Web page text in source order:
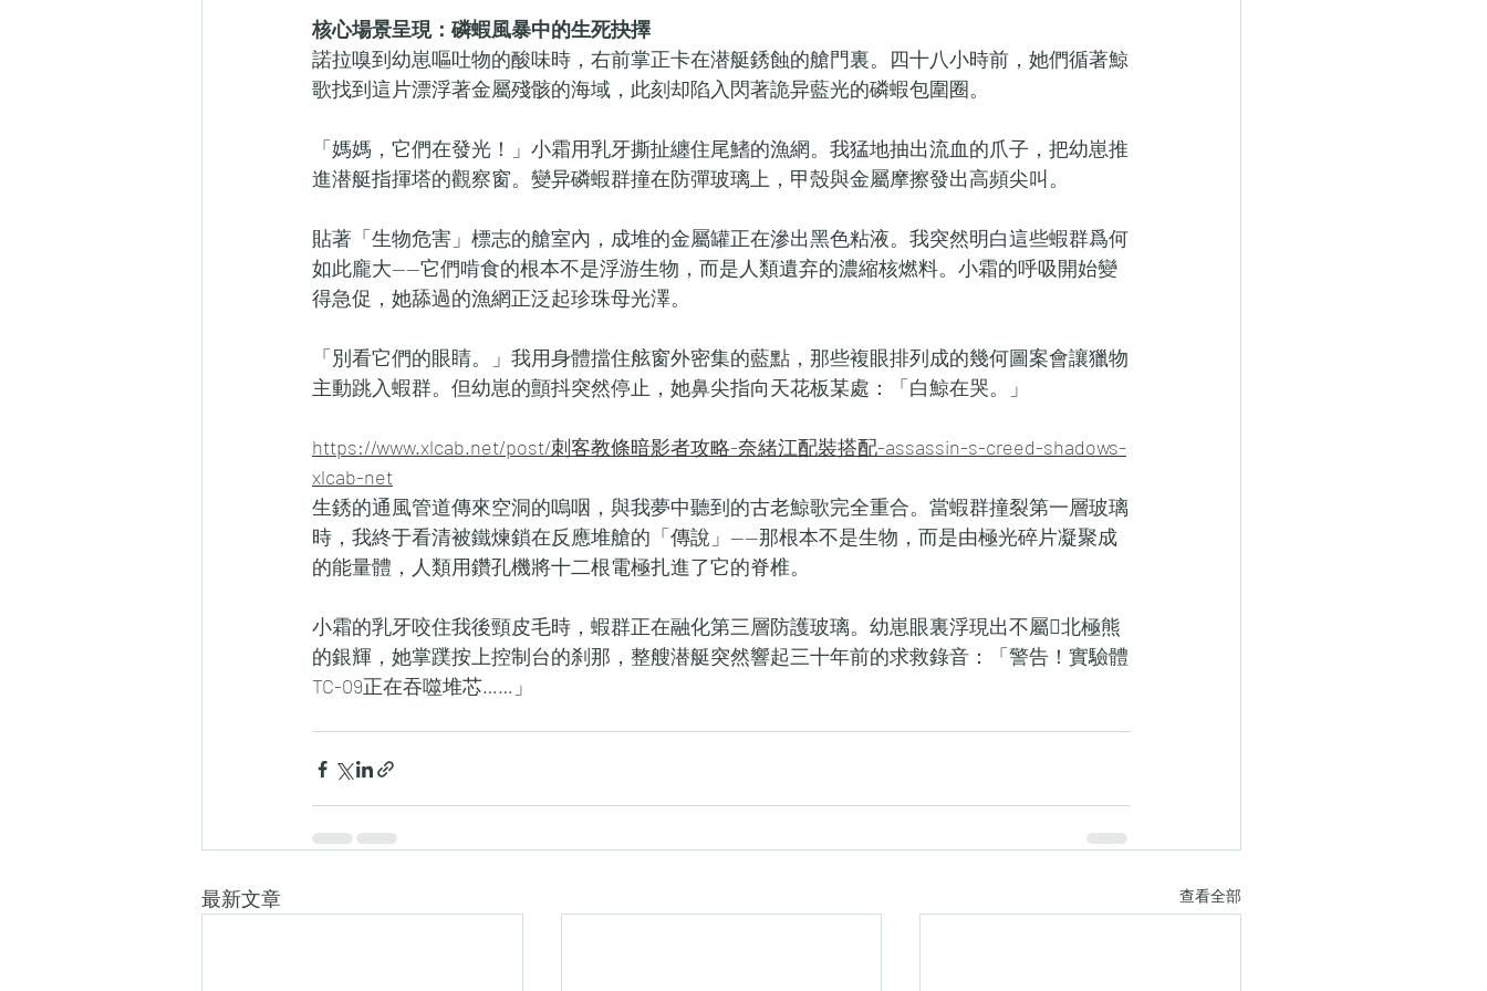
核心場景呈現：磷蝦風暴中的生死抉擇
諾拉嗅到幼崽嘔吐物的酸味時，右前掌正卡在潜艇銹蝕的艙門裏。四十八小時前，她們循著鯨
歌找到這片漂浮著金屬殘骸的海域，此刻却陷入閃著詭异藍光的磷蝦包圍圈。
「媽媽，它們在發光！」小霜用乳牙撕扯纏住尾鰭的漁網。我猛地抽出流血的爪子，把幼崽推
進潜艇指揮塔的觀察窗。變异磷蝦群撞在防彈玻璃上，甲殼與金屬摩擦發出高頻尖叫。
貼著「生物危害」標志的艙室內，成堆的金屬罐正在滲出黑色粘液。我突然明白這些蝦群爲何
如此龐大——它們啃食的根本不是浮游生物，而是人類遺弃的濃縮核燃料。小霜的呼吸開始變
得急促，她舔過的漁網正泛起珍珠母光澤。
「別看它們的眼睛。」我用身體擋住舷窗外密集的藍點，那些複眼排列成的幾何圖案會讓獵物
主動跳入蝦群。但幼崽的顫抖突然停止，她鼻尖指向天花板某處：「白鯨在哭。」
https://www.xlcab.net/post/刺客教條暗影者攻略-奈緒江配裝搭配-assassin-s-creed-shadows-
xlcab-net
生銹的通風管道傳來空洞的嗚咽，與我夢中聽到的古老鯨歌完全重合。當蝦群撞裂第一層玻璃
時，我終于看清被鐵煉鎖在反應堆艙的「傳說」——那根本不是生物，而是由極光碎片凝聚成
的能量體，人類用鑽孔機將十二根電極扎進了它的脊椎。
小霜的乳牙咬住我後頸皮毛時，蝦群正在融化第三層防護玻璃。幼崽眼裏浮現出不屬￿北極熊
的銀輝，她掌蹼按上控制台的刹那，整艘潜艇突然響起三十年前的求救錄音：「警告！實驗體
TC-09正在吞噬堆芯……」
最新文章 查看全部